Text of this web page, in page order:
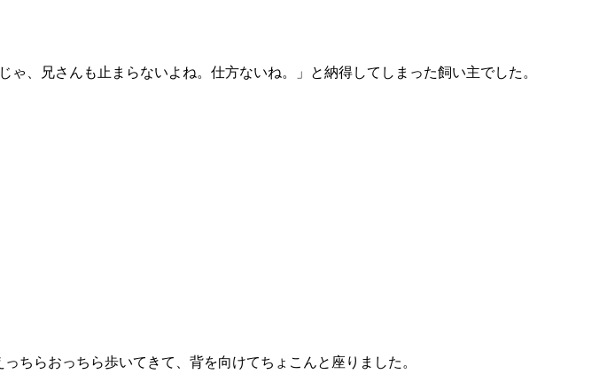
、兄さんも止まらないよね。仕方ないね。」と納得してしまった飼い主でした。
ちらおっちら歩いてきて、背を向けてちょこんと座りました。